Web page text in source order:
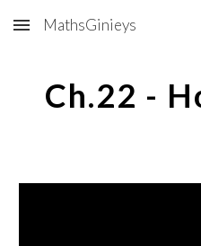
Skip to main content
MathsGinieys
Ch.22 -